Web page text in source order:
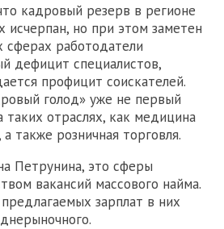
кадровый резерв в регионе
исчерпан, но при этом заметен
сферах работодатели
дефицит специалистов,
профицит соискателей.
голод» уже не первый
таких отраслях, как медицина
также розничная торговля.
Петрунина, это сферы
вакансий массового найма.
зарплат в них